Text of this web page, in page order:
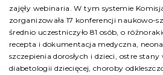
zajęły webinaria. W tym systemie
zorganizowała 17 konferencji naukowo-
średnio uczestniczyło 81 osób, o
recepta i dokumentacja medyczna,
szczepienia dorosłych i dzieci, ostre
diabetologii dziecięcej, choroby